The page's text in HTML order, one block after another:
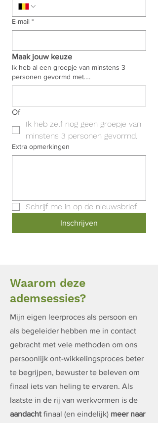
E-mail *
Maak jouw keuze
Ik heb al een groepje van minstens 3
personen gevormd met….
Of
Ik heb zelf nog geen groepje van
minstens 3 personen gevormd.
Extra opmerkingen
Inschrijven
Waarom deze
ademsessies?
Mijn eigen leerproces als persoon en
als begeleider hebben me in contact
gebracht met vele methoden om ons
persoonlijk ont-wikkelingsproces beter
te begrijpen, bewuster te beleven om
finaal iets van heling te ervaren. Als
laatste in de rij van werkvormen is de
aandacht finaal (en eindelijk) meer naar